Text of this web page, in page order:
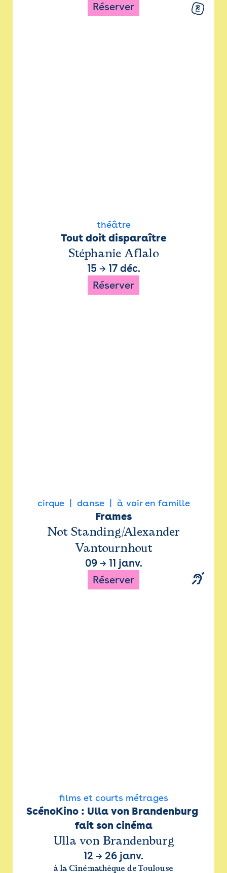
Réserver
théâtre
Tout doit disparaître
Stéphanie Aflalo
15 → 17 déc.
Réserver
cirque danse à voir en famille
Frames
Not Standing/Alexander
Vantournhout
09→ 11 janv.
Réserver
films et courts métrages
ScénoKino : Ulla von Brandenburg
fait son cinéma
Ulla von Brandenburg
12 → 26 janv.
à la Cinémathèque de Toulouse